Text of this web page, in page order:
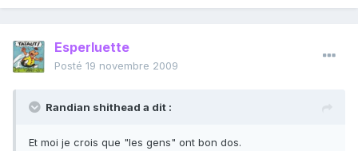
Esperluette
Posté 19 novembre 2009
Randian shithead a dit :
Et moi je crois que "les gens" ont bon dos.